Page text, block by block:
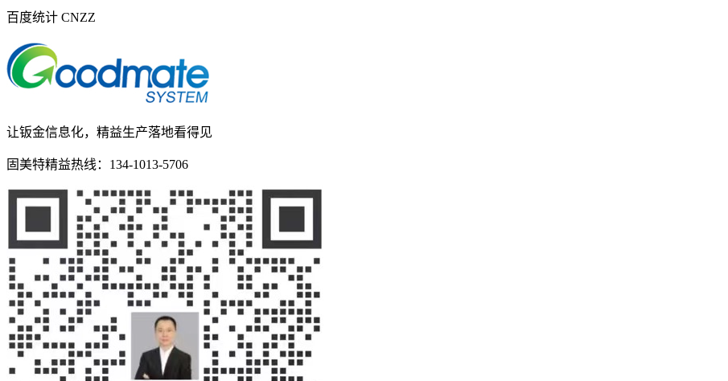
百度统计 CNZZ
让钣金信息化，精益生产落地看得见
固美特精益热线： 134-1013-5706